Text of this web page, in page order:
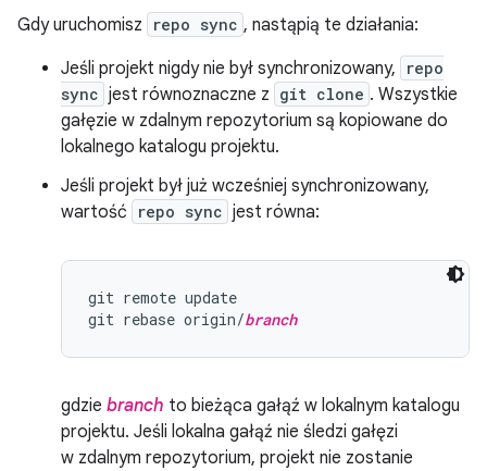
Gdy uruchomisz
repo sync , nastąpią te działania:
Jeśli projekt nigdy nie był synchronizowany,
repo
sync jest równoznaczne z git clone . Wszystkie
gałęzie w zdalnym repozytorium są kopiowane do
lokalnego katalogu projektu.
Jeśli projekt był już wcześniej synchronizowany,
wartość
repo sync jest równa:
git remote update
git rebase origin/branch
gdzie branch to bieżąca gałąź w lokalnym katalogu
projektu. Jeśli lokalna gałąź nie śledzi gałęzi
w zdalnym repozytorium, projekt nie zostanie